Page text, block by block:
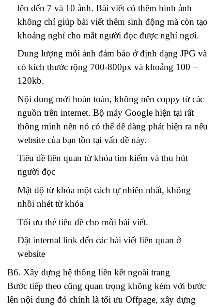
lên đến 7 và 10 ảnh. Bài viết có thêm hình ảnh
không chỉ giúp bài viết thêm sinh động mà còn tạo
khoảng nghỉ cho mắt người đọc được nghỉ ngơi.
Dung lượng mỗi ảnh đảm bảo ở định dạng JPG và
có kích thước rộng 700-800px và khoảng 100 –
120kb.
Nội dung mới hoàn toàn, không nên coppy từ các
nguồn trên internet. Bộ máy Google hiện tại rất
thông minh nên nó có thể dễ dàng phát hiện ra nếu
website của bạn tồn tại vấn đề này.
Tiêu đề liên quan từ khóa tìm kiếm và thu hút
người đọc
Mật độ từ khóa một cách tự nhiên nhất, không
nhồi nhét từ khóa
Tối ưu thẻ tiêu đề cho mỗi bài viết.
Đặt internal link đến các bài viết liên quan ở
website
B6. Xây dựng hệ thống liên kết ngoài trang
Bước tiếp theo cũng quan trọng không kém với bước
lên nội dung đó chính là tối ưu Offpage, xây dựng